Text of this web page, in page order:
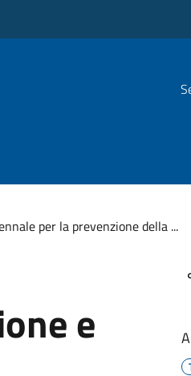
per la prevenzione della ...
e